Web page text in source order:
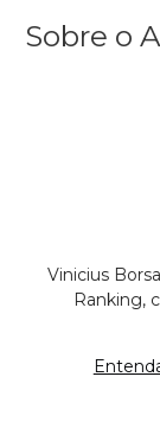
Sobre o
Vinicius
Ranking,